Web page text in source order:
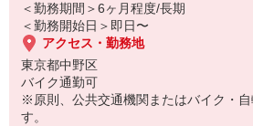
自分にもできるかも…！と少しでも感じた
是非奮ってのご応募をお待ちしております
＜勤務期間＞6ヶ月程度/長期
＜勤務開始日＞即日〜
アクセス・勤務地
東京都中野区
バイク通勤可
※原則、公共交通機関またはバイク・
す。